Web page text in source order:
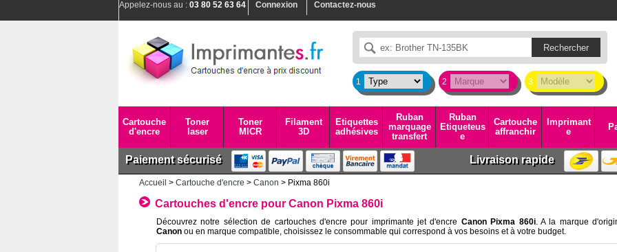
Appelez-nous au : 03 80 52 63 64 Connexion Contactez-nous
1 2 3
Cartouche
d'encre
Toner
laser
Toner
MICR
Filament
3D
Etiquettes
adhésives
Ruban
marquage
transfert
Ruban
Etiqueteus
e
Cartouche
affranchir
Imprimant
e
Paiement sécurisé Livraison rapide
Accueil > Cartouche d'encre > Canon > Pixma 860i
Cartouches d'encre pour Canon Pixma 860i
Découvrez notre sélection de cartouches d'encre pour imprimante jet d'encre Canon Pixma 860i. A la marque
Canon ou en marque compatible, choisissez le consommable qui correspond à vos besoins et à votre budget.